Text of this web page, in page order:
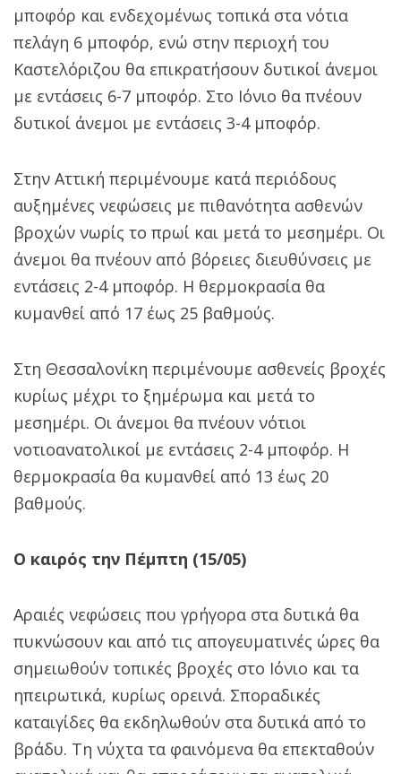
μποφόρ και ενδεχομένως τοπικά στα νότια
πελάγη 6 μποφόρ, ενώ στην περιοχή του
Καστελόριζου θα επικρατήσουν δυτικοί άνεμοι
με εντάσεις 6-7 μποφόρ. Στο Ιόνιο θα πνέουν
δυτικοί άνεμοι με εντάσεις 3-4 μποφόρ.
Στην Αττική περιμένουμε κατά περιόδους
αυξημένες νεφώσεις με πιθανότητα ασθενών
βροχών νωρίς το πρωί και μετά το μεσημέρι. Οι
άνεμοι θα πνέουν από βόρειες διευθύνσεις με
εντάσεις 2-4 μποφόρ. Η θερμοκρασία θα
κυμανθεί από 17 έως 25 βαθμούς.
Στη Θεσσαλονίκη περιμένουμε ασθενείς βροχές
κυρίως μέχρι το ξημέρωμα και μετά το
μεσημέρι. Οι άνεμοι θα πνέουν νότιοι
νοτιοανατολικοί με εντάσεις 2-4 μποφόρ. Η
θερμοκρασία θα κυμανθεί από 13 έως 20
βαθμούς.
Ο καιρός την Πέμπτη (15/05)
Αραιές νεφώσεις που γρήγορα στα δυτικά θα
πυκνώσουν και από τις απογευματινές ώρες θα
σημειωθούν τοπικές βροχές στο Ιόνιο και τα
ηπειρωτικά, κυρίως ορεινά. Σποραδικές
καταιγίδες θα εκδηλωθούν στα δυτικά από το
βράδυ. Τη νύχτα τα φαινόμενα θα επεκταθούν